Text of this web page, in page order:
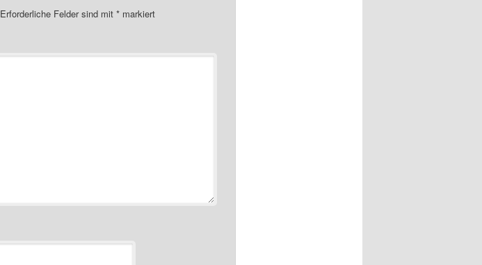
Erforderliche Felder sind mit *markiert